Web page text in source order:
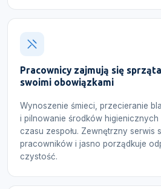
Pracownicy zajmują się
swoimi obowiązkami
Wynoszenie śmieci, przecieranie
i pilnowanie środków
czasu zespołu. Zewnętrzny serwis
pracowników i jasno porządkuje
czystość.